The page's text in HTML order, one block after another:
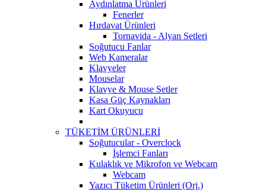
Aydınlatma Ürünleri
Fenerler
Hırdavat Ürünleri
Tornavida - Alyan Setleri
Soğutucu Fanlar
Web Kameralar
Klavyeler
Mouselar
Klavye & Mouse Setler
Kasa Güç Kaynakları
Kart Okuyucu
TÜKETİM ÜRÜNLERİ
Soğutucular - Overclock
İşlemci Fanları
Kulaklık ve Mikrofon ve Webcam
Webcam
Yazıcı Tüketim Ürünleri (Orj.)